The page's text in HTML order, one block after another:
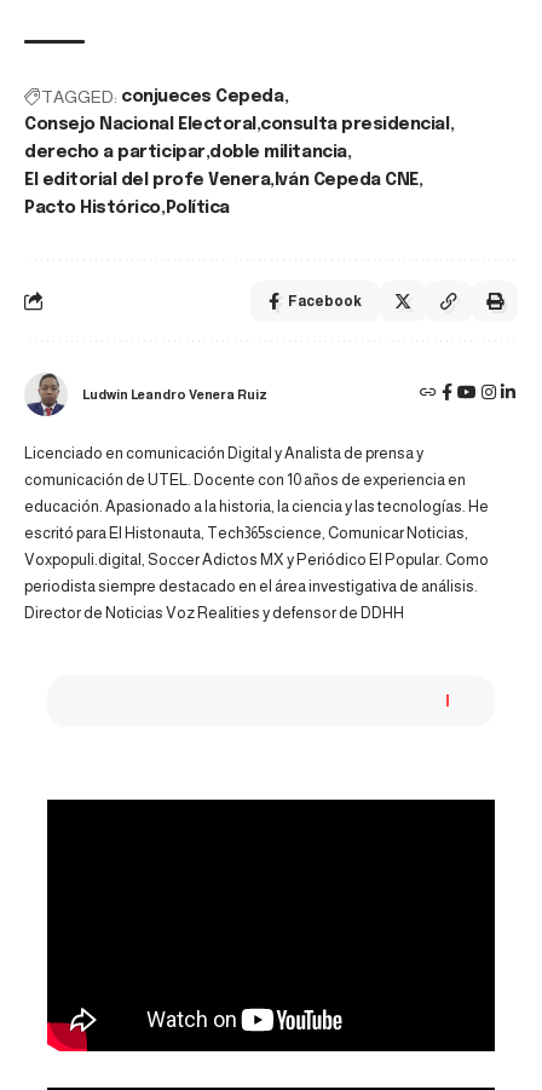
TAGGED: conjueces Cepeda
Consejo Nacional Electoral consulta presidencial
derecho a participar doble militancia
El editorial del profe Venera Iván Cepeda CNE
Pacto Histórico Política
Facebook
Ludwin Leandro Venera Ruiz
Licenciado en comunicación Digital y Analista de prensa y
comunicación de UTEL. Docente con 10 años de experiencia en
educación. Apasionado a la historia, la ciencia y las tecnologías. He
escritó para El Histonauta, Tech365science, Comunicar Noticias,
Voxpopuli.digital, Soccer Adictos MX y Periódico El Popular. Como
periodista siempre destacado en el área investigativa de análisis.
Director de Noticias Voz Realities y defensor de DDHH